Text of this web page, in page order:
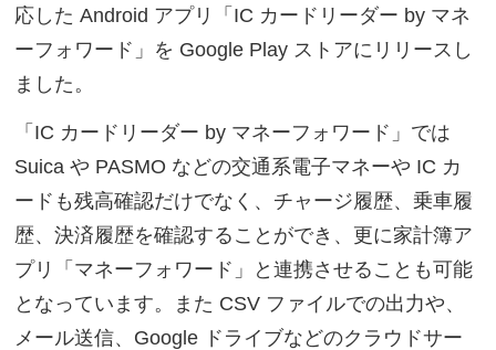
応した Android アプリ「IC カードリーダー by マネ
ーフォワード」を Google Play ストアにリリースし
ました。
「IC カードリーダー by マネーフォワード」では
Suica や PASMO などの交通系電子マネーや IC カ
ードも残高確認だけでなく、チャージ履歴、乗車履
歴、決済履歴を確認することができ、更に家計簿ア
プリ「マネーフォワード」と連携させることも可能
となっています。また CSV ファイルでの出力や、
メール送信、Google ドライブなどのクラウドサー